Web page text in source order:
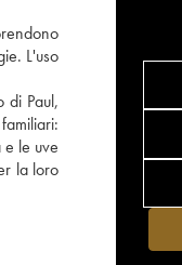
L'uso
di Paul,
le uve
la loro